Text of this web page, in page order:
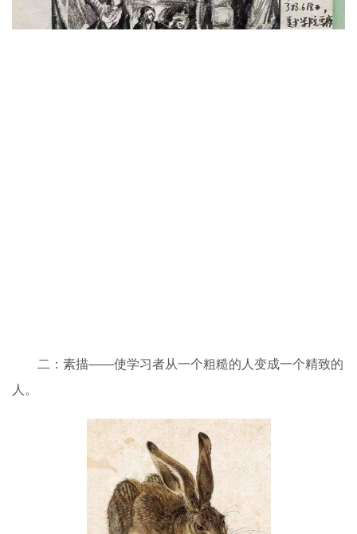
二：素描——使学习者从一个粗糙的人变成一个精致的
人。